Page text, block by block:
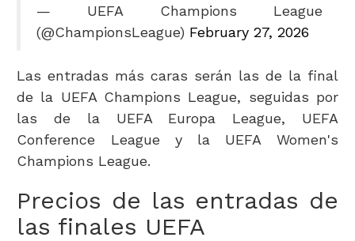
— UEFA Champions League
(@ChampionsLeague) February 27, 2026
Las entradas más caras serán las de la final
de la UEFA Champions League, seguidas por
las de la UEFA Europa League, UEFA
Conference League y la UEFA Women's
Champions League.
Precios de las entradas de
las finales UEFA